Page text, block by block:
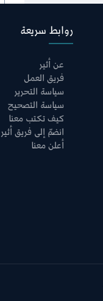
روابط سريعة
عن أثير
فريق العمل
سياسة التحرير
سياسة التصحيح
كيف تكتب معنا
انضمّ إلى فريق أثير
أعلن معنا